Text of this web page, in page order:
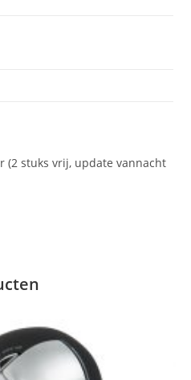
(2 stuks vrij, update vannacht